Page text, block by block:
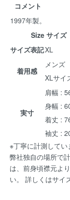
コメント
1997年製。
Size サイズ
サイズ表記XL
着用感
メンズ
XLサイ
実寸
肩幅 :
身幅 :
着丈 :
袖丈 :
※丁寧に計測して
弊社独自の場所で
は、前身頃襟元よ
い。 詳しくはサイ